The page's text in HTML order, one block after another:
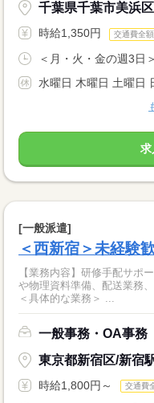
千葉県千葉市美浜
時給1,350円 交通費全
＜月・火・金の週3日
水曜日 木曜日 土曜日
求
[一般派遣]
＜西新宿＞未経験
【業務内容】研修手配サポ
や物理資料準備、配送業務
＜具体的な業務＞ ...
一般事務・OA事務
東京都新宿区/新宿
時給1,800円～ 交通費